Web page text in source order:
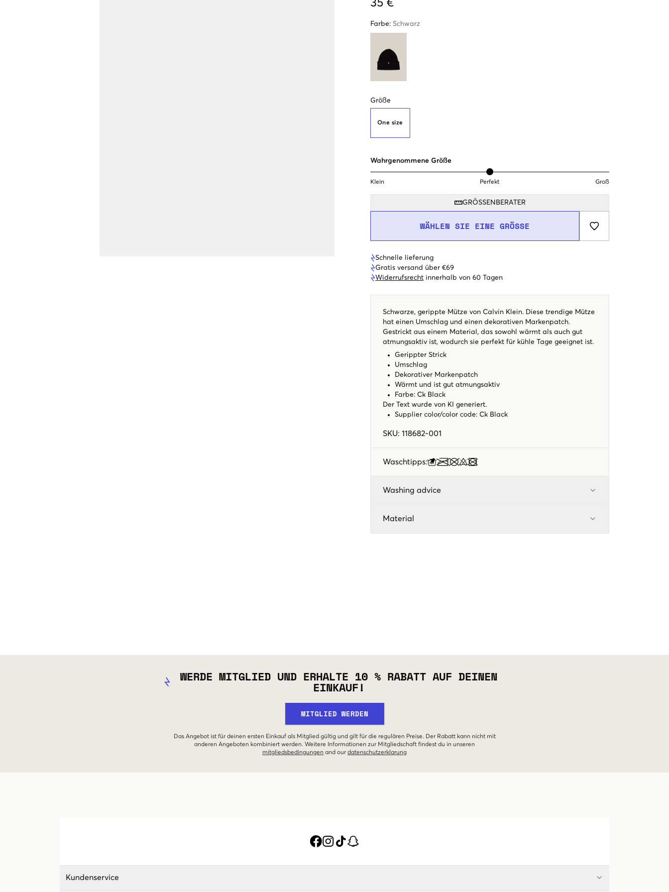
35 €
Farbe: Schwarz
Größe
One size
Wahrgenommene Größe
Klein Perfekt Groß
GRÖSSENBERATER
WÄHLEN SIE EINE GRÖSSE
Schnelle lieferung
Gratis versand über €69
Widerrufsrecht innerhalb von 60 Tagen
Schwarze, gerippte Mütze von Calvin Klein. Diese trendige Mütze
hat einen Umschlag und einen dekorativen Markenpatch.
Gestrickt aus einem Material, das sowohl wärmt als auch gut
atmungsaktiv ist, wodurch sie perfekt für kühle Tage geeignet ist.
Gerippter Strick
Umschlag
Dekorativer Markenpatch
Wärmt und ist gut atmungsaktiv
Farbe: Ck Black
Der Text wurde von KI generiert.
Supplier color/color code: Ck Black
SKU: 118682-001
Waschtipps:
Washing advice
Material
WERDE MITGLIED UND ERHALTE 10 % RABATT AUF DEINEN
EINKAUF!
MITGLIED WERDEN
Das Angebot ist für deinen ersten Einkauf als Mitglied gültig und gilt für die regulären Preise. Der Rabatt kann nicht mit
anderen Angeboten kombiniert werden. Weitere Informationen zur Mitgliedschaft findest du in unseren
mitgliedsbedingungen and our datenschutzerklarung
Kundenservice